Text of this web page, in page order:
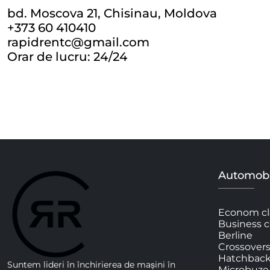
bd. Moscova 21, Chisinau, Moldova
+373 60 410410
rapidrentc@gmail.com
Orar de lucru: 24/24
Suntem lideri în închirierea de mașini în
Econom
Business
Berline
Crossovers